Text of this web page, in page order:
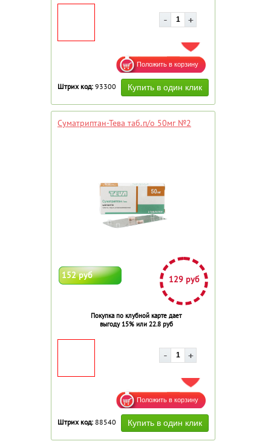
ДОБАВИТЬ В ИЗБРАННОЕ
Штрих код: 93300
Суматриптан-Тева таб.п/о 50мг №2
152 руб 129 руб
Покупка по клубной карте дает
выгоду 15% или 22.8 руб
ДОБАВИТЬ В ИЗБРАННОЕ
Штрих код: 88540